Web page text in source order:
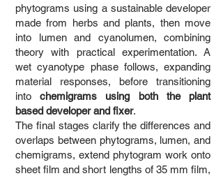
phytograms using a sustainable developer
made from herbs and plants, then move
into lumen and cyanolumen, combining
theory with practical experimentation. A
wet cyanotype phase follows, expanding
material responses, before transitioning
intochemigrams using both the plant
based developer and fixer.
The final stages clarify the differences and
overlaps between phytograms, lumen, and
chemigrams, extend phytogram work onto
sheet film and short lengths of 35 mm film,